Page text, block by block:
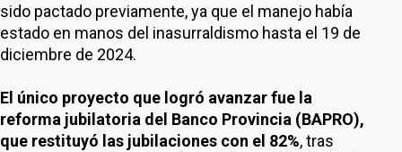
sido pactado previamente, ya que el manejo había
estado en manos del inasurraldismo hasta el 19 de
diciembre de 2024.
El único proyecto que logró avanzar fue la
reforma jubilatoria del Banco Provincia (BAPRO),
que restituyó las jubilaciones con el 82%, tras